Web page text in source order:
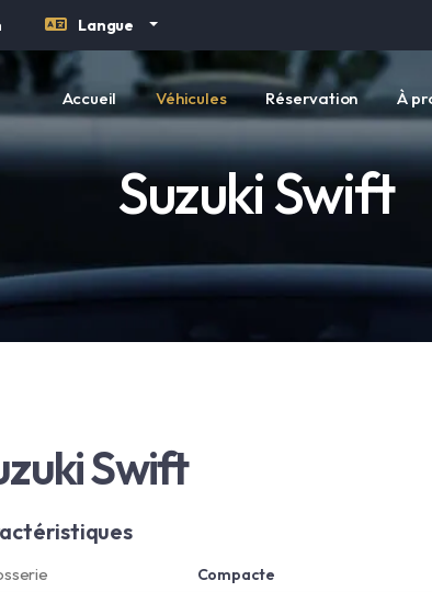
Langue
Accueil Véhicules Réservation À
Suzuki Swift
Swift
Compacte